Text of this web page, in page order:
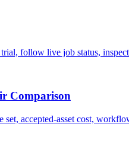
follow live job status,
Comparison
accepted-asset cost,